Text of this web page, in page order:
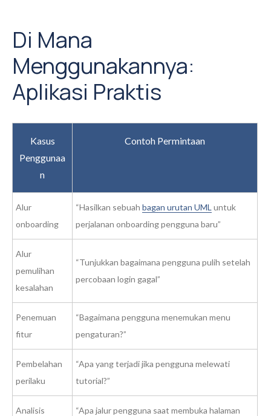
Di Mana
Menggunakannya:
Aplikasi Praktis
Kasus
Penggunaa
n
Contoh Permintaan
Alur
onboarding
“Hasilkan sebuah bagan urutan UML untuk
perjalanan onboarding pengguna baru”
Alur
pemulihan
kesalahan
“Tunjukkan bagaimana pengguna pulih setelah
percobaan login gagal”
Penemuan
fitur
“Bagaimana pengguna menemukan menu
pengaturan?”
Pembelahan
perilaku
“Apa yang terjadi jika pengguna melewati
tutorial?”
Analisis
“Apa jalur pengguna saat membuka halaman